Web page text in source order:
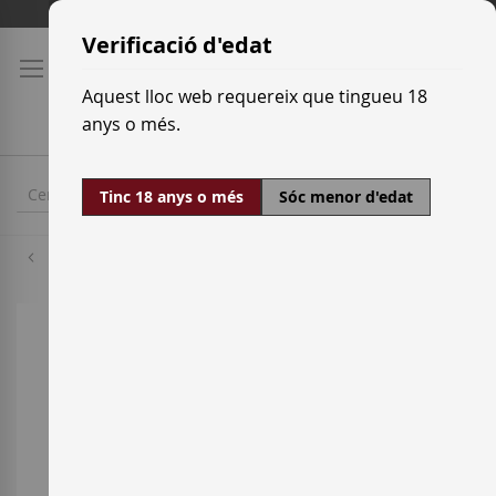
Skip
Content
Verificació d'edat
Aquest lloc web requereix que tingueu 18
anys o més.
Tinc 18 anys o més Sóc menor d'edat